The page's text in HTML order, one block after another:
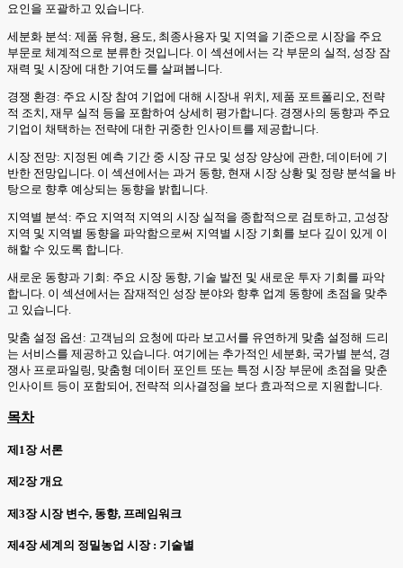
요인을 포괄하고 있습니다.
세분화 분석: 제품 유형, 용도, 최종사용자 및 지역을 기준으로 시장을 주요
부문로 체계적으로 분류한 것입니다. 이 섹션에서는 각 부문의 실적, 성장 잠
재력 및 시장에 대한 기여도를 살펴봅니다.
경쟁 환경: 주요 시장 참여 기업에 대해 시장내 위치, 제품 포트폴리오, 전략
적 조치, 재무 실적 등을 포함하여 상세히 평가합니다. 경쟁사의 동향과 주요
기업이 채택하는 전략에 대한 귀중한 인사이트를 제공합니다.
시장 전망: 지정된 예측 기간 중 시장 규모 및 성장 양상에 관한, 데이터에 기
반한 전망입니다. 이 섹션에서는 과거 동향, 현재 시장 상황 및 정량 분석을 바
탕으로 향후 예상되는 동향을 밝힙니다.
지역별 분석: 주요 지역적 지역의 시장 실적을 종합적으로 검토하고, 고성장
지역 및 지역별 동향을 파악함으로써 지역별 시장 기회를 보다 깊이 있게 이
해할 수 있도록 합니다.
새로운 동향과 기회: 주요 시장 동향, 기술 발전 및 새로운 투자 기회를 파악
합니다. 이 섹션에서는 잠재적인 성장 분야와 향후 업계 동향에 초점을 맞추
고 있습니다.
맞춤 설정 옵션: 고객님의 요청에 따라 보고서를 유연하게 맞춤 설정해 드리
는 서비스를 제공하고 있습니다. 여기에는 추가적인 세분화, 국가별 분석, 경
쟁사 프로파일링, 맞춤형 데이터 포인트 또는 특정 시장 부문에 초점을 맞춘
인사이트 등이 포함되어, 전략적 의사결정을 보다 효과적으로 지원합니다.
목차
제1장 서론
제2장 개요
제3장 시장 변수, 동향, 프레임워크
제4장 세계의 정밀농업 시장 : 기술별